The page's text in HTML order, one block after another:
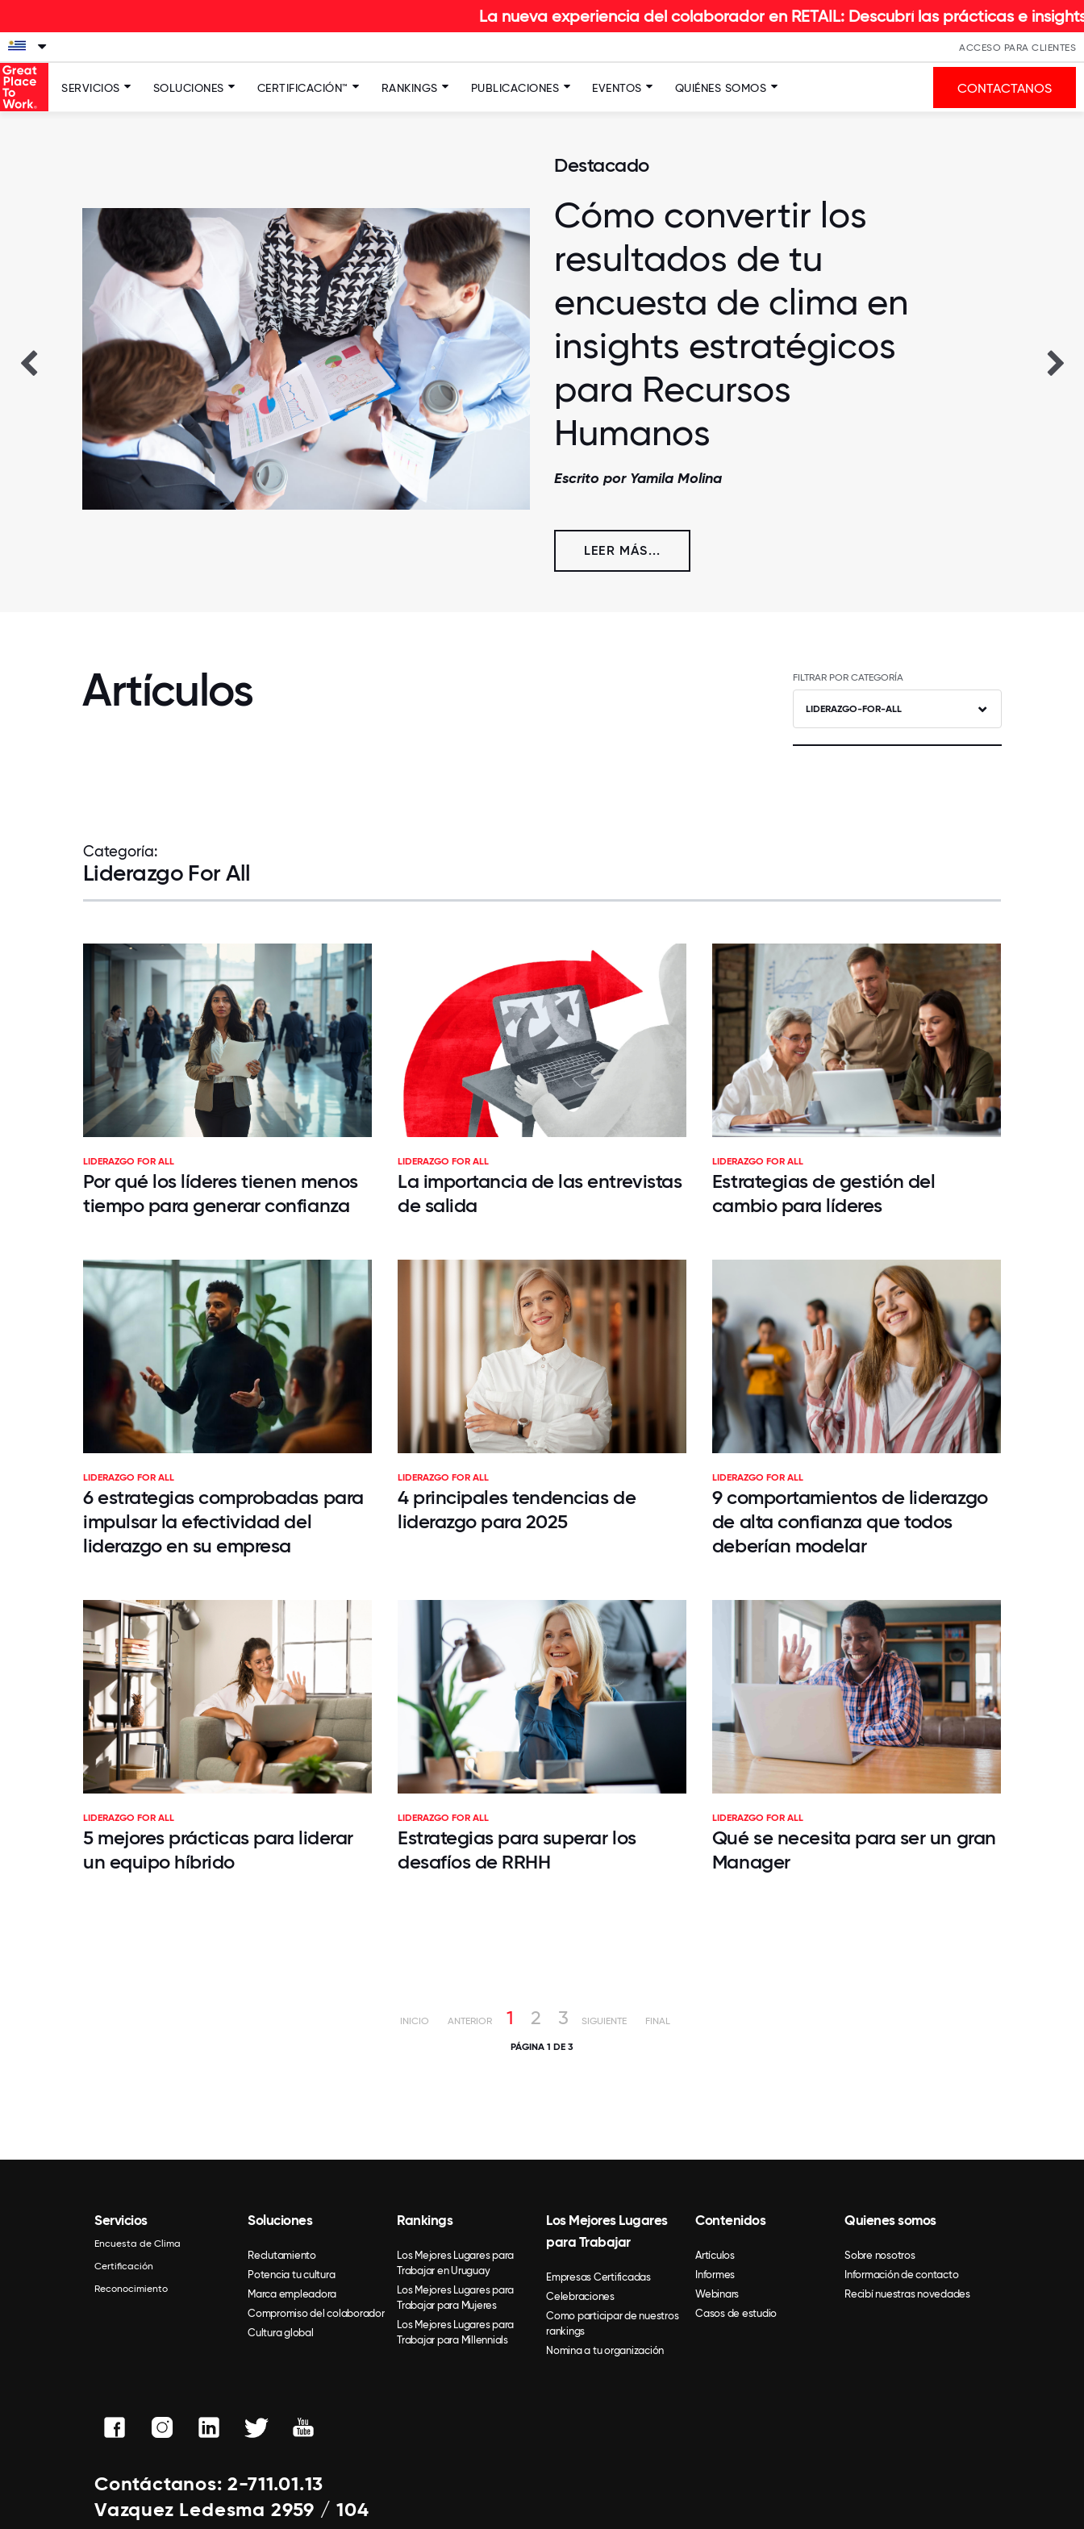
La nueva experiencia del colaborador en RETAIL: Descubrí las prácticas e insights que
ACCESO PARA CLIENTES
SERVICIOS SOLUCIONES CERTIFICACIÓN™ RANKINGS PUBLICACIONES EVENTOS QUIÉNES SOMOS CONTACTANOS
Destacado
Cómo convertir los
resultados de tu
encuesta de clima en
insights estratégicos
para Recursos
Humanos
Escrito por Yamila Molina
LEER MÁS...
Artículos FILTRAR POR CATEGORÍA
LIDERAZGO-FOR-ALL
Categoría:
Liderazgo For All
LIDERAZGO FOR ALL
Por qué los líderes tienen menos
tiempo para generar confianza
LIDERAZGO FOR ALL
La importancia de las entrevistas
de salida
LIDERAZGO FOR ALL
Estrategias de gestión del
cambio para líderes
LIDERAZGO FOR ALL
6 estrategias comprobadas para
impulsar la efectividad del
liderazgo en su empresa
LIDERAZGO FOR ALL
4 principales tendencias de
liderazgo para 2025
LIDERAZGO FOR ALL
9 comportamientos de liderazgo
de alta confianza que todos
deberían modelar
LIDERAZGO FOR ALL
5 mejores prácticas para liderar
un equipo híbrido
LIDERAZGO FOR ALL
Estrategias para superar los
desafíos de RRHH
LIDERAZGO FOR ALL
Qué se necesita para ser un gran
Manager
INICIO ANTERIOR 1 2 3 SIGUIENTE FINAL
PÁGINA 1 DE 3
Servicios
Encuesta de Clima
Certificación
Reconocimiento
Soluciones
Reclutamiento
Potencia tu cultura
Marca empleadora
Compromiso del colaborador
Cultura global
Rankings
Los Mejores Lugares para
Trabajar en Uruguay
Los Mejores Lugares para
Trabajar para Mujeres
Los Mejores Lugares para
Trabajar para Millennials
Los Mejores Lugares
para Trabajar
Empresas Certificadas
Celebraciones
Como participar de nuestros
rankings
Nomina a tu organización
Contenidos
Artículos
Informes
Webinars
Casos de estudio
Quienes somos
Sobre nosotros
Información de contacto
Recibí nuestras novedades
Contáctanos: 2-711.01.13
Vazquez Ledesma 2959 / 104